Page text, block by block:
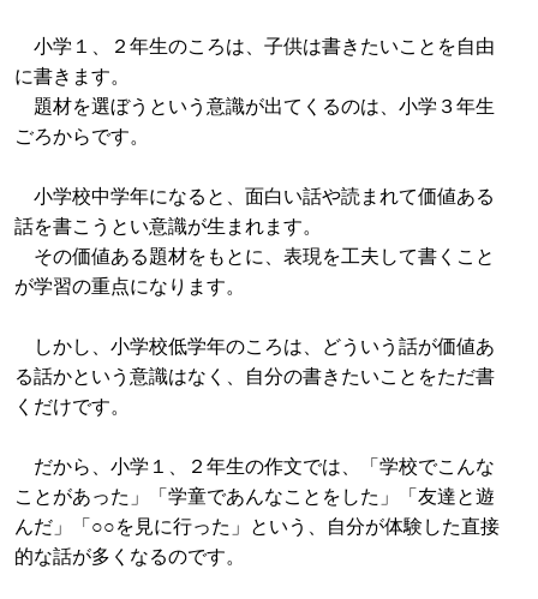
小学１、２年生のころは、子供は書きたいことを自由
に書きます。
題材を選ぼうという意識が出てくるのは、小学３年生
ごろからです。
小学校中学年になると、面白い話や読まれて価値ある
話を書こうとい意識が生まれます。
その価値ある題材をもとに、表現を工夫して書くこと
が学習の重点になります。
しかし、小学校低学年のころは、どういう話が価値あ
る話かという意識はなく、自分の書きたいことをただ書
くだけです。
だから、小学１、２年生の作文では、「学校でこんな
ことがあった」「学童であんなことをした」「友達と遊
んだ」「○○を見に行った」という、自分が体験した直接
的な話が多くなるのです。